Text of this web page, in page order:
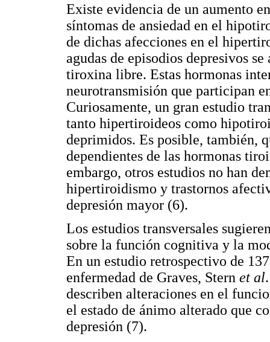
Existe evidencia de un aumento
síntomas de ansiedad en el
de dichas afecciones en el
agudas de episodios depresivos
tiroxina libre. Estas hormonas
neurotransmisión que participan
Curiosamente, un gran estudio
tanto hipertiroideos como
deprimidos. Es posible, también,
dependientes de las hormonas
embargo, otros estudios no han
hipertiroidismo y trastornos
depresión mayor (6).
Los estudios transversales
sobre la función cognitiva y la
En un estudio retrospectivo de
enfermedad de Graves, Stern et al
describen alteraciones en el
el estado de ánimo alterado que
depresión (7).